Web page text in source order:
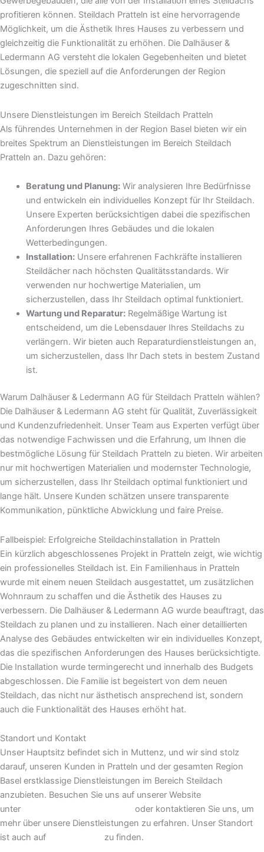
profitieren können. Steildach Pratteln ist eine hervorragende
Möglichkeit, um die Ästhetik Ihres Hauses zu verbessern und
gleichzeitig die Funktionalität zu erhöhen. Die Dalhäuser &
Ledermann AG versteht die lokalen Gegebenheiten und bietet
Lösungen, die speziell auf die Anforderungen der Region
zugeschnitten sind.
Unsere Dienstleistungen im Bereich Steildach Pratteln
Als führendes Unternehmen in der Region Basel bieten wir ein
breites Spektrum an Dienstleistungen im Bereich Steildach
Pratteln an. Dazu gehören:
Beratung und Planung:Wir analysieren Ihre Bedürfnisse
und entwickeln ein individuelles Konzept für Ihr Steildach.
Unsere Experten berücksichtigen dabei die spezifischen
Anforderungen Ihres Gebäudes und die lokalen
Wetterbedingungen.
Installation:Unsere erfahrenen Fachkräfte installieren
Steildächer nach höchsten Qualitätsstandards. Wir
verwenden nur hochwertige Materialien, um
sicherzustellen, dass Ihr Steildach optimal funktioniert.
Wartung und Reparatur:Regelmäßige Wartung ist
entscheidend, um die Lebensdauer Ihres Steildachs zu
verlängern. Wir bieten auch Reparaturdienstleistungen an,
um sicherzustellen, dass Ihr Dach stets in bestem Zustand
ist.
Warum Dalhäuser & Ledermann AG für Steildach Pratteln wählen?
Die Dalhäuser & Ledermann AG steht für Qualität, Zuverlässigkeit
und Kundenzufriedenheit. Unser Team aus Experten verfügt über
das notwendige Fachwissen und die Erfahrung, um Ihnen die
bestmögliche Lösung für Steildach Pratteln zu bieten. Wir arbeiten
nur mit hochwertigen Materialien und modernster Technologie,
um sicherzustellen, dass Ihr Steildach optimal funktioniert und
lange hält. Unsere Kunden schätzen unsere transparente
Kommunikation, pünktliche Abwicklung und faire Preise.
Fallbeispiel: Erfolgreiche Steildachinstallation in Pratteln
Ein kürzlich abgeschlossenes Projekt in Pratteln zeigt, wie wichtig
ein professionelles Steildach ist. Ein Familienhaus in Pratteln
wurde mit einem neuen Steildach ausgestattet, um zusätzlichen
Wohnraum zu schaffen und die Ästhetik des Hauses zu
verbessern. Die Dalhäuser & Ledermann AG wurde beauftragt, das
Steildach zu planen und zu installieren. Nach einer detaillierten
Analyse des Gebäudes entwickelten wir ein individuelles Konzept,
das die spezifischen Anforderungen des Hauses berücksichtigte.
Die Installation wurde termingerecht und innerhalb des Budgets
abgeschlossen. Die Familie ist begeistert von dem neuen
Steildach, das nicht nur ästhetisch ansprechend ist, sondern
auch die Funktionalität des Hauses erhöht hat.
Standort und Kontakt
Unser Hauptsitz befindet sich in Muttenz, und wir sind stolz
darauf, unseren Kunden in Pratteln und der gesamten Region
Basel erstklassige Dienstleistungen im Bereich Steildach
anzubieten. Besuchen Sie uns auf unserer Website
unter
oder kontaktieren Sie uns, um
mehr über unsere Dienstleistungen zu erfahren. Unser Standort
ist auch auf
zu finden.